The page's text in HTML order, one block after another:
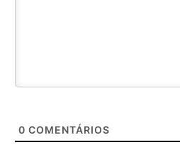
0 COMENTÁRIOS